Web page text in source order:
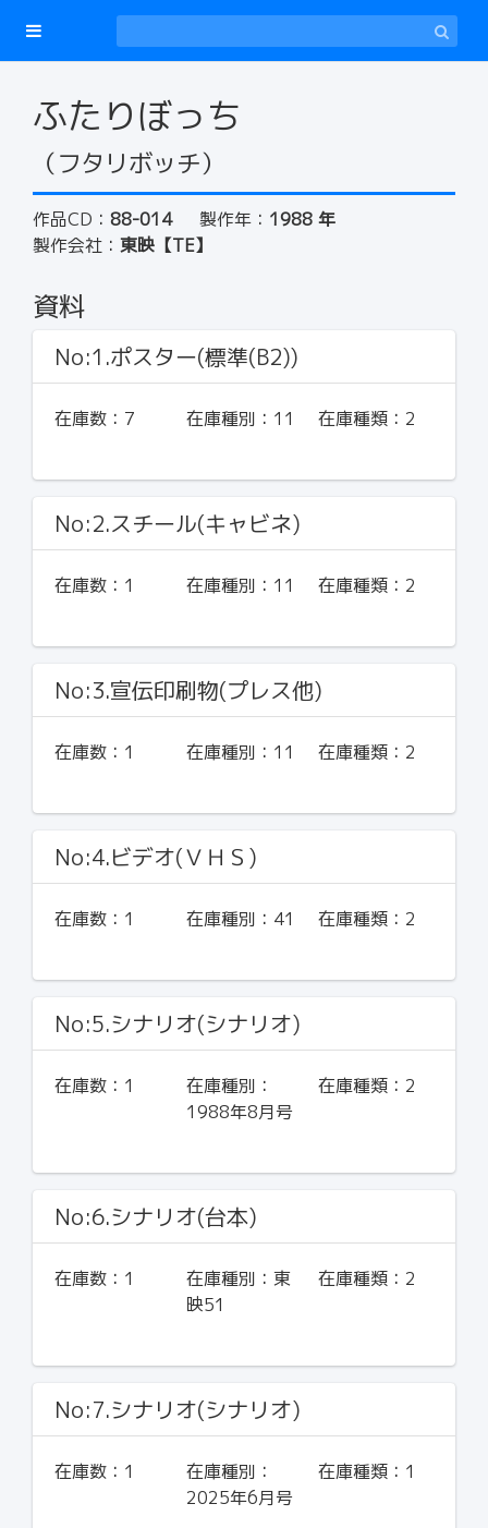
ふたりぼっち
（フタリボッチ）
作品CD： 88-014 製作年： 1988 年
製作会社： 東映【TE】
資料
No:1.ポスター(標準(B2))
在庫数： 7 在庫種別： 11 在庫種類： 2
No:2.スチール(キャビネ)
在庫数： 1 在庫種別： 11 在庫種類： 2
No:3.宣伝印刷物(プレス他)
在庫数： 1 在庫種別： 11 在庫種類： 2
No:4.ビデオ(ＶＨＳ)
在庫数： 1 在庫種別： 41 在庫種類： 2
No:5.シナリオ(シナリオ)
在庫数： 1
在庫種別：
1988年8月号
在庫種類： 2
No:6.シナリオ(台本)
在庫数： 1 在庫種別： 東
映51
在庫種類： 2
No:7.シナリオ(シナリオ)
在庫数： 1
在庫種別：
2025年6月号
在庫種類： 1